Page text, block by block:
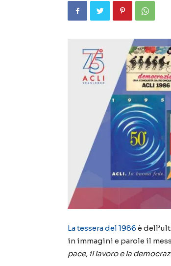
La tessera del 1986 è
in immagini e parole il
pace, il lavoro e la